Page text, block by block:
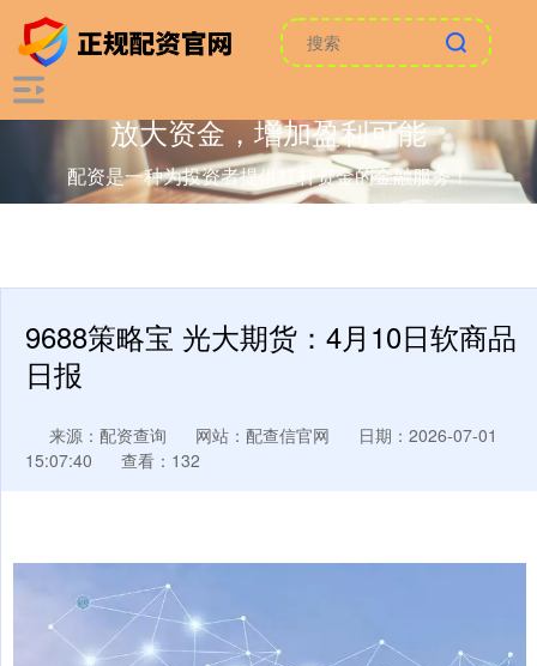
放大资金，增加盈利可能
配资是一种为投资者提供杠杆资金的金融服务！
9688策略宝 光大期货：4月10日软商品
日报
来源：配资查询 网站：配查信官网
日期：2026-07-01
15:07:40
查看：132